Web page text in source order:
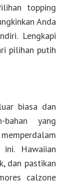
topping
Anda
Lengkapi
pilihan putih
biasa dan
bahan yang
Hawaiian
dan pastikan
calzone